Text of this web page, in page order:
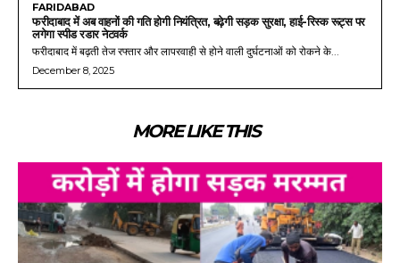
FARIDABAD
फरीदाबाद में अब वाहनों की गति होगी नियंत्रित, बढ़ेगी सड़क सुरक्षा, हाई-रिस्क रूट्स पर
लगेगा स्पीड रडार नेटवर्क
फरीदाबाद में बढ़ती तेज रफ्तार और लापरवाही से होने वाली दुर्घटनाओं को रोकने के...
December 8, 2025
MORE LIKE THIS